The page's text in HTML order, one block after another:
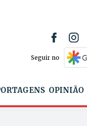
Seguir no
OPINIÃO